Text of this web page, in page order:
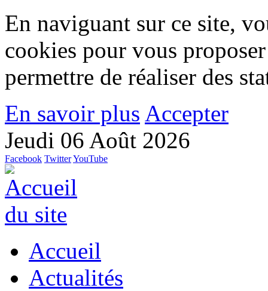
En naviguant sur ce site,
cookies pour vous
permettre de réaliser des
En savoir plus Accepter
Jeudi 06 Août 2026
Facebook TwitterYouTube
Accueil
Actualités